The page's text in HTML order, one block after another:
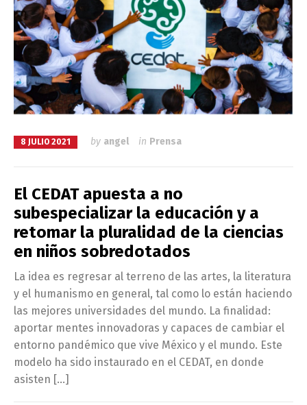
8 JULIO 2021 by angel in Prensa
El CEDAT apuesta a no
subespecializar la educación y a
retomar la pluralidad de la ciencias
en niños sobredotados
La idea es regresar al terreno de las artes, la literatura
y el humanismo en general, tal como lo están haciendo
las mejores universidades del mundo. La finalidad:
aportar mentes innovadoras y capaces de cambiar el
entorno pandémico que vive México y el mundo. Este
modelo ha sido instaurado en el CEDAT, en donde
asisten […]